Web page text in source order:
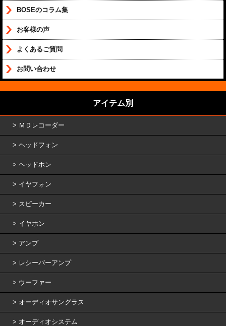
BOSEのコラム集
お客様の声
よくあるご質問
お問い合わせ
アイテム別
ＭＤレコーダー
ヘッドフォン
ヘッドホン
イヤフォン
スピーカー
イヤホン
アンプ
レシーバーアンプ
ウーファー
オーディオサングラス
オーディオシステム